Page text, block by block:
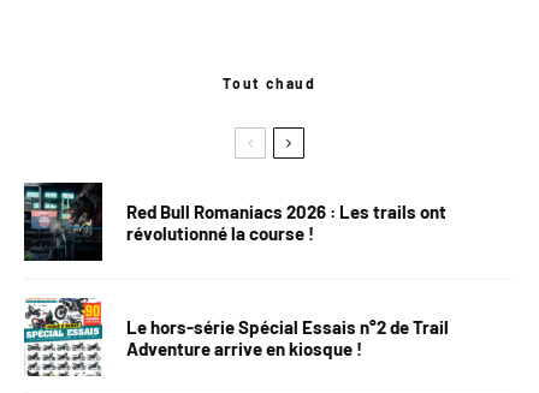
Tout chaud
Red Bull Romaniacs 2026 : Les trails ont
révolutionné la course !
Le hors-série Spécial Essais n°2 de Trail
Adventure arrive en kiosque !